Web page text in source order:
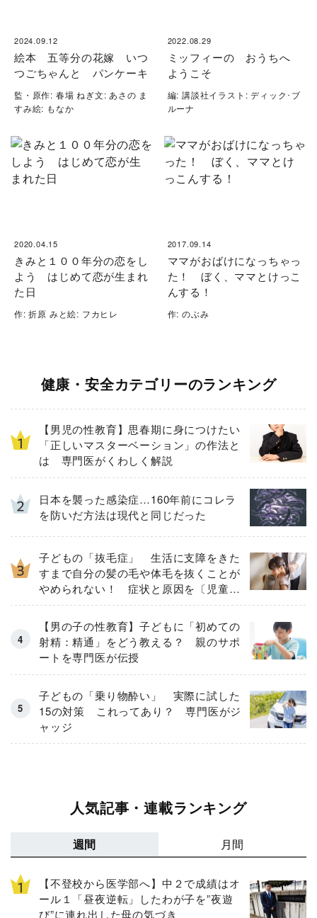
2024.09.12
絵本 五等分の花嫁 いつ
つごちゃんと パンケーキ
監・原作: 春場 ねぎ文: あさの ま
すみ絵: もなか
2022.08.29
ミッフィーの おうちへ
ようこそ
編: 講談社イラスト: ディック･ブ
ルーナ
2020.04.15
きみと１００年分の恋をし
よう はじめて恋が生まれ
た日
作: 折原 みと絵: フカヒレ
2017.09.14
ママがおばけになっちゃっ
た！ ぼく、ママとけっこ
んする！
作: のぶみ
健康・安全カテゴリーのランキング
【男児の性教育】思春期に身につけたい
「正しいマスターベーション」の作法と
は 専門医がくわしく解説
日本を襲った感染症…160年前にコレラ
を防いだ方法は現代と同じだった
子どもの「抜毛症」 生活に支障をきた
すまで自分の髪の毛や体毛を抜くことが
やめられない！ 症状と原因を〔児童精
神科医が解説〕
【男の子の性教育】子どもに「初めての
射精：精通」をどう教える？ 親のサポ
ートを専門医が伝授
子どもの「乗り物酔い」 実際に試した
15の対策 これってあり？ 専門医がジ
ャッジ
人気記事・連載ランキング
週間 月間
【不登校から医学部へ】中２で成績はオ
ール１「昼夜逆転」したわが子を”夜遊
び”に連れ出した母の気づき